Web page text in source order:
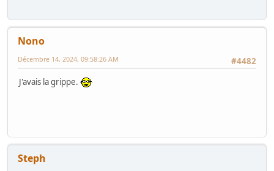
Nono
#4482
Décembre 14, 2024, 09:58:26 AM
J'avais la grippe.
Steph